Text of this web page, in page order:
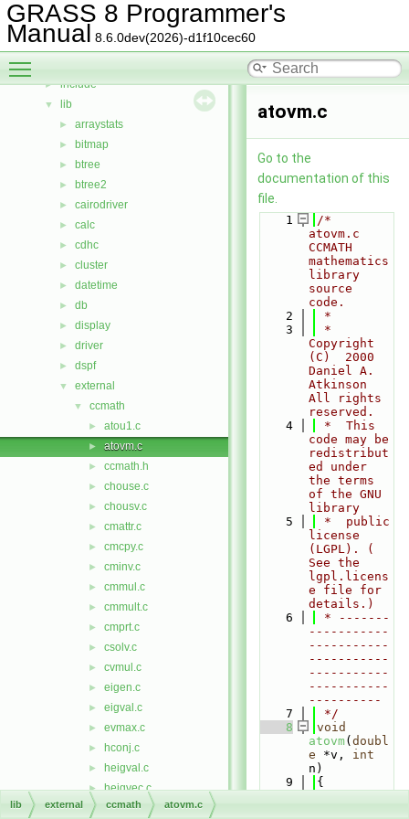
GRASS 8 Programmer's
Manual 8.6.0dev(2026)-d1f10cec60
Bug List
► Data Structures
▼ Files
▼
► include
▼ lib
► arraystats
► bitmap
► btree
► btree2
► cairodriver
► calc
► cdhc
► cluster
► datetime
► db
► display
► driver
► dspf
▼ external
▼ ccmath
► atou1.c
► atovm.c
► ccmath.h
► chouse.c
► chousv.c
► cmattr.c
► cmcpy.c
► cminv.c
► cmmul.c
► cmmult.c
► cmprt.c
► csolv.c
► cvmul.c
► eigen.c
► eigval.c
► evmax.c
► hconj.c
► heigval.c
► heigvec.c
► hevmax.c
atovm.c
Go to the
documentation of this
file.
    1
/*
atovm.c
CCMATH
mathematics
library
source
code.
    2
*
    3
*
Copyright
(C)  2000
Daniel A.
Atkinson
All rights
reserved.
    4
*  This
code may be
redistribut
ed under
the terms
of the GNU
library
    5
*  public
license
(LGPL). (
See the
lgpl.licens
e file for
details.)
    6
* -------
-----------
-----------
-----------
-----------
-----------
----------
    7
*/
    8
void
atovm( doubl
e *v, int
n)
    9
{
lib external ccmath atovm.c